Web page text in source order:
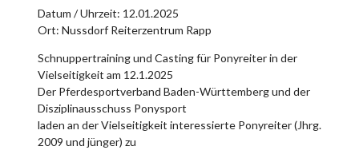
Datum / Uhrzeit: 12.01.2025
Ort: Nussdorf Reiterzentrum Rapp
Schnuppertraining und Casting für Ponyreiter in der
Vielseitigkeit am 12.1.2025
Der Pferdesportverband Baden-Württemberg und der
Disziplinausschuss Ponysport
laden an der Vielseitigkeit interessierte Ponyreiter (Jhrg.
2009 und jünger) zu